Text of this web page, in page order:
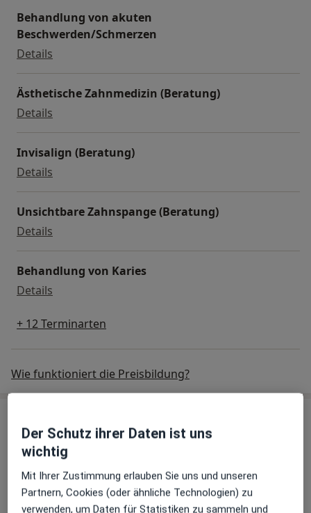
Behandlung von akuten
Beschwerden/Schmerzen
Details
Ästhetische Zahnmedizin (Beratung)
Details
Invisalign (Beratung)
Details
Unsichtbare Zahnspange (Beratung)
Details
Behandlung von Karies
Details
+ 12 Terminarten
Wie funktioniert die Preisbildung?
Zahnarzt
74 Bewertungen
Der Schutz ihrer Daten ist uns
wichtig
Mit Ihrer Zustimmung erlauben Sie uns und unseren
Partnern, Cookies (oder ähnliche Technologien) zu
verwenden, um Daten für Statistiken zu sammeln und